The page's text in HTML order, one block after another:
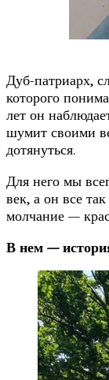
Дуб-патриарх,
которого
лет он
шумит своими
дотянуться.
Для него мы
век, а он все
молчание —
В нем —